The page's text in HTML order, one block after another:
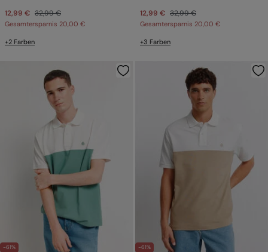
12,99 € 32,99 €
Gesamtersparnis 20,00 €
+2 Farben
12,99 € 32,99 €
Gesamtersparnis 20,00 €
+3 Farben
-61% -61%